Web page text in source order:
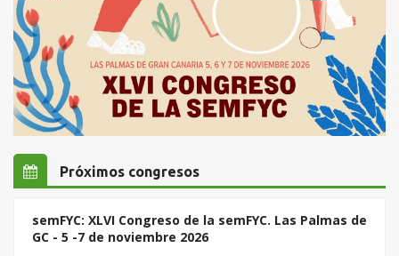
Próximos congresos
semFYC: XLVI Congreso de la semFYC. Las Palmas de
GC - 5 -7 de noviembre 2026